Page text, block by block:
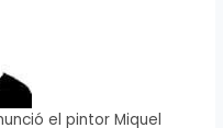
el pintor Miquel